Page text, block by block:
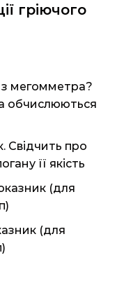
гріючого
з мегомметра?
обчислюються
Свідчить про
її якість
(для
(для